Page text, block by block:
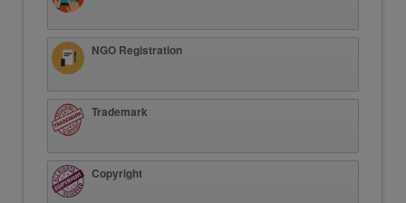
NGO Registration
Trademark
Copyright